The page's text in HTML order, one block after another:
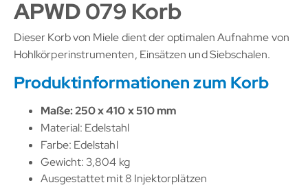
APWD 079 Korb
Dieser Korb von Miele dient der optimalen Aufnahme von
Hohlkörperinstrumenten, Einsätzen und Siebschalen.
Produktinformationen zum Korb
Maße: 250 x 410 x 510 mm
Material: Edelstahl
Farbe: Edelstahl
Gewicht: 3,804 kg
Ausgestattet mit 8 Injektorplätzen